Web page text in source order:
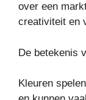
over een
creativiteit en
De betekenis
Kleuren